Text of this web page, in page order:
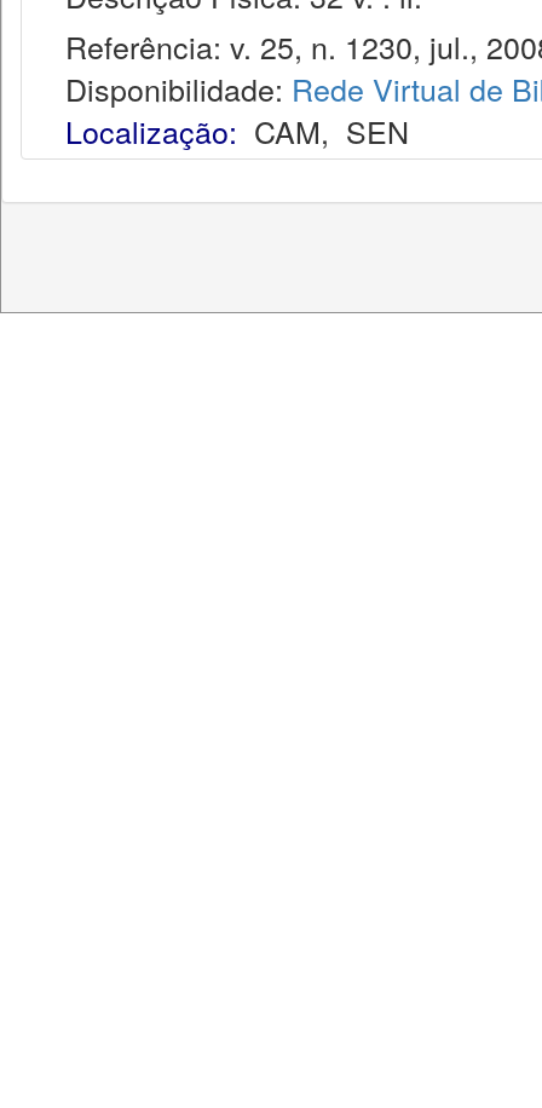
Referência: v. 25, n. 1230, jul.,
Disponibilidade: Rede Virtual de
Localização: CAM, SEN